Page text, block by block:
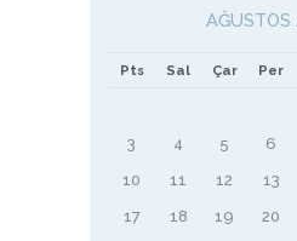
AĞUSTOS
Pts Sal Çar Per
3
4 5 6
10
11 12 13
17
18 19 20